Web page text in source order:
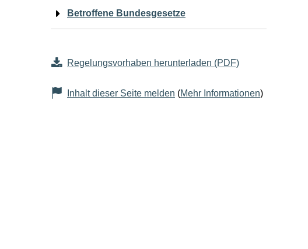
Betroffene Bundesgesetze
Regelungsvorhaben herunterladen (PDF)
Inhalt dieser Seite melden (Mehr Informationen)